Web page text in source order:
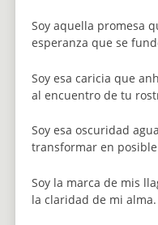
Soy aquella promesa
esperanza que se
Soy esa caricia que
al encuentro de tu
Soy esa oscuridad
transformar en
Soy la marca de mis
la claridad de mi alma.